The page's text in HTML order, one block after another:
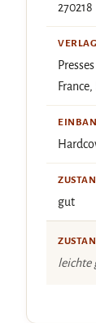
270218
VERLAG
gut
leichte